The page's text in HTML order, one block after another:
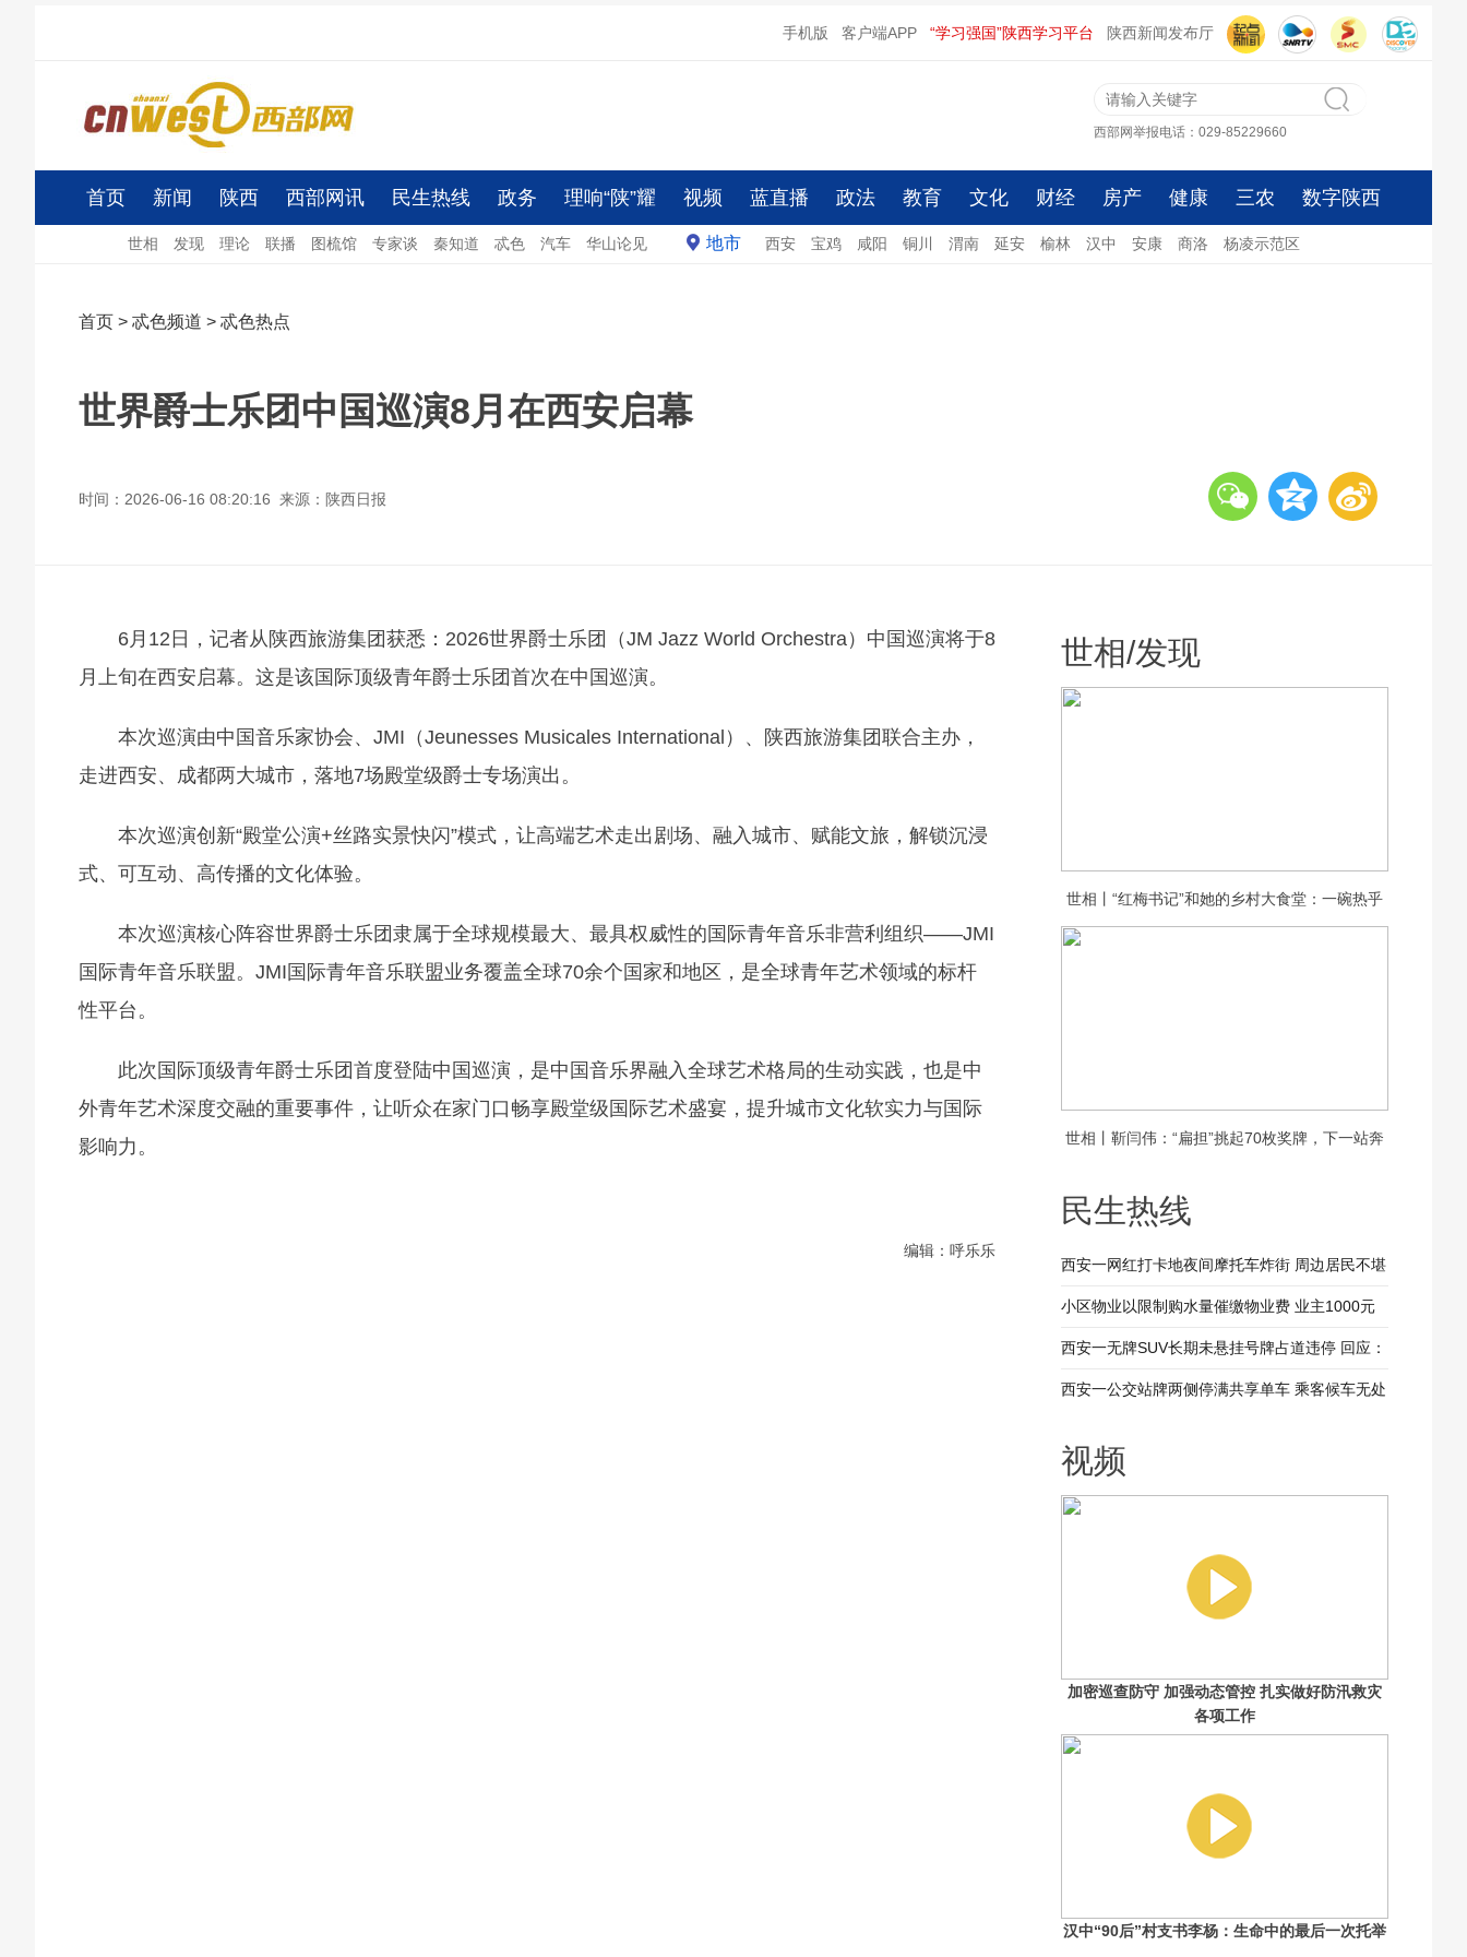
手机版 客户端APP “学习强国”陕西学习平台 陕西新闻发布厅
西部网举报电话：029-85229660
首页 新闻 陕西 西部网讯 民生热线 政务 理响“陕”耀 视频 蓝直播 政法 教育 文化 财经 房产 健康 三农 数字陕西
世相 发现 理论 联播 图梳馆 专家谈 秦知道 忒色 汽车 华山论见 地市 西安 宝鸡 咸阳 铜川 渭南 延安 榆林 汉中 安康 商洛 杨凌示范区
首页 > 忒色频道 > 忒色热点
世界爵士乐团中国巡演8月在西安启幕
时间：2026-06-16 08:20:16 来源：陕西日报
6月12日，记者从陕西旅游集团获悉：2026世界爵士乐团（JM Jazz World Orchestra）中国巡演将于8
月上旬在西安启幕。这是该国际顶级青年爵士乐团首次在中国巡演。
本次巡演由中国音乐家协会、JMI（Jeunesses Musicales International）、陕西旅游集团联合主办，
走进西安、成都两大城市，落地7场殿堂级爵士专场演出。
本次巡演创新“殿堂公演+丝路实景快闪”模式，让高端艺术走出剧场、融入城市、赋能文旅，解锁沉浸
式、可互动、高传播的文化体验。
本次巡演核心阵容世界爵士乐团隶属于全球规模最大、最具权威性的国际青年音乐非营利组织——JMI
国际青年音乐联盟。JMI国际青年音乐联盟业务覆盖全球70余个国家和地区，是全球青年艺术领域的标杆
性平台。
此次国际顶级青年爵士乐团首度登陆中国巡演，是中国音乐界融入全球艺术格局的生动实践，也是中
外青年艺术深度交融的重要事件，让听众在家门口畅享殿堂级国际艺术盛宴，提升城市文化软实力与国际
影响力。
编辑：呼乐乐
世相/发现
世相丨“红梅书记”和她的乡村大食堂：一碗热乎
世相丨靳闫伟：“扁担”挑起70枚奖牌，下一站奔
民生热线
西安一网红打卡地夜间摩托车炸街 周边居民不堪
其扰 回应：将持续开展专项整治行动
小区物业以限制购水量催缴物业费 业主1000元
装修押金抵扣物业费 兴平市住建局：已责令物业
整改
西安一无牌SUV长期未悬挂号牌占道违停 回应：
驾驶人被记9分罚款200元
西安一公交站牌两侧停满共享单车 乘客候车无处
视频
加密巡查防守 加强动态管控 扎实做好防汛救灾
各项工作
汉中“90后”村支书李杨：生命中的最后一次托举